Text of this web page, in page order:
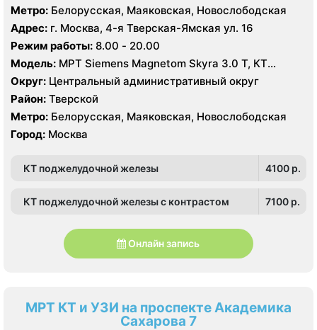
Метро: Белорусская, Маяковская, Новослободская
Адрес: г. Москва, 4-я Тверская-Ямская ул. 16
Режим работы: 8.00 - 20.00
Модель: МРТ Siemens Magnetom Skyra 3.0 Т, КТ
Siemens Somatom Definition AS 64 среза, УЗИ
Округ: Центральный административный округ
Район: Тверской
Метро: Белорусская, Маяковская, Новослободская
Город: Москва
КТ поджелудочной железы 4100 p.
КТ поджелудочной железы с контрастом 7100 p.
Онлайн запись
МРТ КТ и УЗИ на проспекте Академика
Сахарова 7